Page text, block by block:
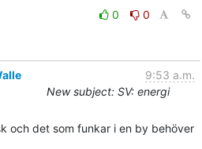
0
0
9:53 a.m.
New subject: SV: energi
och det som funkar i en by behöver